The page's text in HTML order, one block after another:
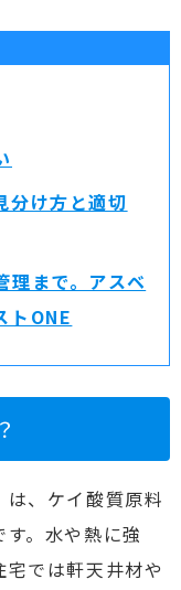
分け方と適切
理まで。アスベ
トONE
、ケイ酸質原料
。水や熱に強
では軒天井材や